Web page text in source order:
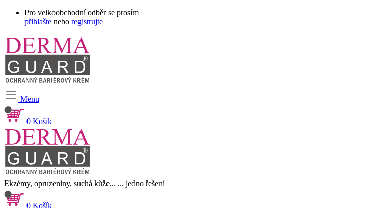
Pro velkoobchodní odběr se prosím
přihlašte nebo registrujte
Menu
0 Košík
Ekzémy, opruzeniny, suchá kůže... ... jedno řešení
0 Košík